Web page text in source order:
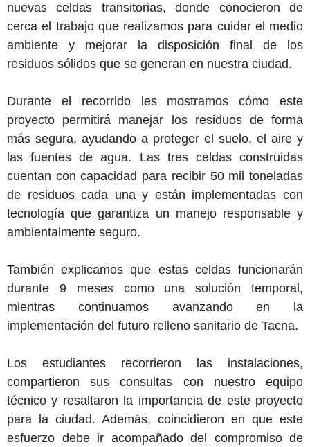
nuevas celdas transitorias, donde conocieron de
cerca el trabajo que realizamos para cuidar el medio
ambiente y mejorar la disposición final de los
residuos sólidos que se generan en nuestra ciudad.
Durante el recorrido les mostramos cómo este
proyecto permitirá manejar los residuos de forma
más segura, ayudando a proteger el suelo, el aire y
las fuentes de agua. Las tres celdas construidas
cuentan con capacidad para recibir 50 mil toneladas
de residuos cada una y están implementadas con
tecnología que garantiza un manejo responsable y
ambientalmente seguro.
También explicamos que estas celdas funcionarán
durante 9 meses como una solución temporal,
mientras continuamos avanzando en la
implementación del futuro relleno sanitario de Tacna.
Los estudiantes recorrieron las instalaciones,
compartieron sus consultas con nuestro equipo
técnico y resaltaron la importancia de este proyecto
para la ciudad. Además, coincidieron en que este
esfuerzo debe ir acompañado del compromiso de